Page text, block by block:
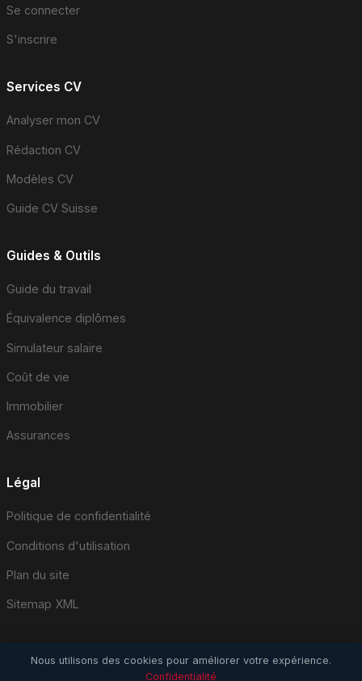
Se connecter
S'inscrire
Services CV
Analyser mon CV
Rédaction CV
Modèles CV
Guide CV Suisse
Guides & Outils
Guide du travail
Équivalence diplômes
Simulateur salaire
Coût de vie
Immobilier
Assurances
Légal
Politique de confidentialité
Conditions d'utilisation
Plan du site
Sitemap XML
Nous utilisons des cookies pour améliorer votre expérience.
Confidentialité